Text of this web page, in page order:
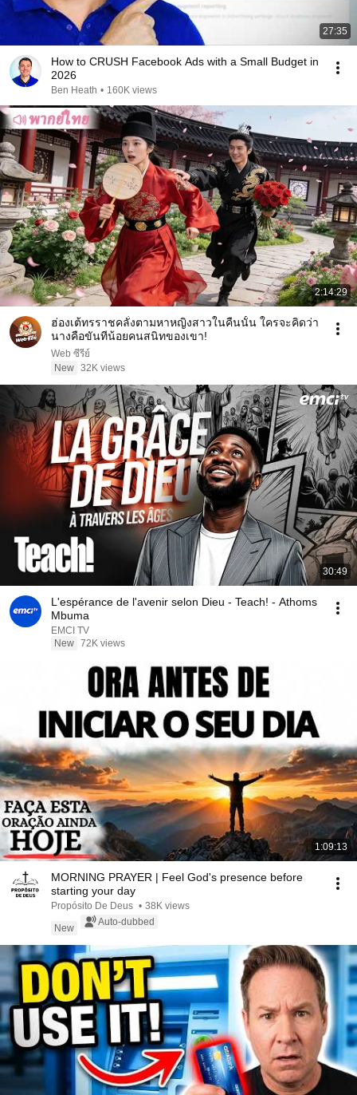
27:35
How to CRUSH Facebook Ads with a Small Budget in
2026
Ben Heath • 160K views
2:14:29
ฮ่องเต้ทรราชคลั่งตามหาหญิงสาวในคืนนั้น ใครจะคิดว่า
นางคือขันทีน้อยคนสนิทของเขา!
Web ซีรีย์
New 32K views
30:49
L'espérance de l'avenir selon Dieu - Teach! - Athoms
Mbuma
EMCI TV
New 72K views
1:09:13
MORNING PRAYER | Feel God's presence before
starting your day
Propósito De Deus • 38K views
New
Auto-dubbed